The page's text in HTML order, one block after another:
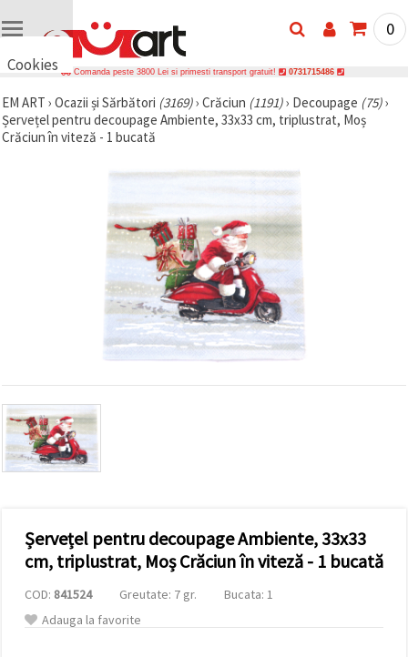
Cookies
vrem să vă
oferim
câteva
vizitele.
Puteți fi de
acord să
utilizați
toate
site!" Sau să
vă indicați
preferințele
selectând
cookie -uri
0
Comanda peste 3800 Lei si primesti transport gratuit! 0731715486
EM ART › Ocazii și Sărbători (3169)› Crăciun (1191)› Decoupage (75)›
Șervețel pentru decoupage Ambiente, 33x33 cm, triplustrat, Moș
Crăciun în viteză - 1 bucată
Șervețel pentru decoupage Ambiente, 33x33
cm, triplustrat, Moș Crăciun în viteză - 1 bucată
COD: 841524 Greutate: 7 gr.
Bucata: 1
Adauga la favorite